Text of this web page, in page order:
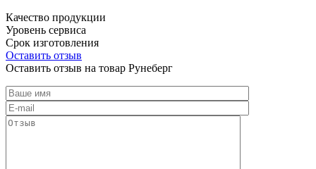
Качество продукции
Уровень сервиса
Срок изготовления
Оставить отзыв
Оставить отзыв на товар Рунеберг